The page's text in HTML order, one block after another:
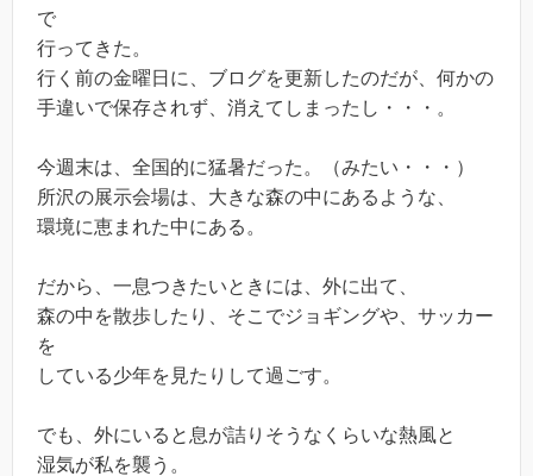
で
行ってきた。
行く前の金曜日に、ブログを更新したのだが、何かの
手違いで保存されず、消えてしまったし・・・。
今週末は、全国的に猛暑だった。（みたい・・・）
所沢の展示会場は、大きな森の中にあるような、
環境に恵まれた中にある。
だから、一息つきたいときには、外に出て、
森の中を散歩したり、そこでジョギングや、サッカー
を
している少年を見たりして過ごす。
でも、外にいると息が詰りそうなくらいな熱風と
湿気が私を襲う。